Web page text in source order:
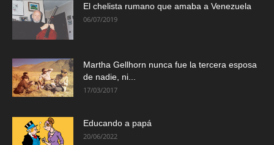
El chelista rumano que amaba a Venezuela
06/07/2019
Martha Gellhorn nunca fue la tercera esposa
de nadie, ni...
17/03/2017
Educando a papá
20/06/2022